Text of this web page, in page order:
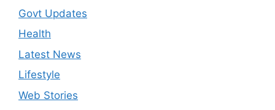
Govt Updates
Health
Latest News
Lifestyle
Web Stories